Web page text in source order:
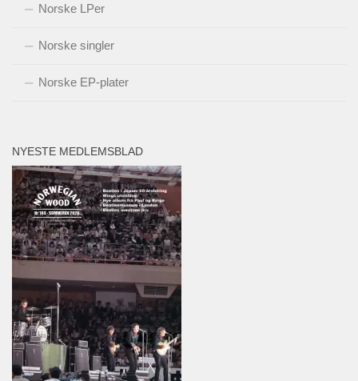
Norske LPer
Norske singler
Norske EP-plater
NYESTE MEDLEMSBLAD